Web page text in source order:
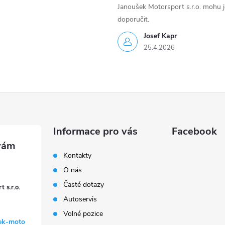
Josef Kapr
25.4.2026
Janoušek Motorsport s.r.o. mohu
doporučit.
s.r.o.
moto
Informace pro vás
Kontakty
O nás
Časté dotazy
Autoservis
Volné pozice
Facebook